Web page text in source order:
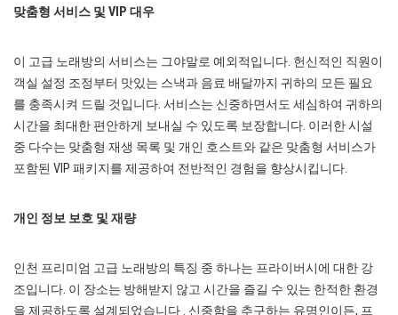
맞춤형 서비스 및 VIP 대우
이 고급 노래방의 서비스는 그야말로 예외적입니다. 헌신적인 직원이
객실 설정 조정부터 맛있는 스낵과 음료 배달까지 귀하의 모든 필요
를 충족시켜 드릴 것입니다. 서비스는 신중하면서도 세심하여 귀하의
시간을 최대한 편안하게 보내실 수 있도록 보장합니다. 이러한 시설
중 다수는 맞춤형 재생 목록 및 개인 호스트와 같은 맞춤형 서비스가
포함된 VIP 패키지를 제공하여 전반적인 경험을 향상시킵니다.
개인 정보 보호 및 재량
인천 프리미엄 고급 노래방의 특징 중 하나는 프라이버시에 대한 강
조입니다. 이 장소는 방해받지 않고 시간을 즐길 수 있는 한적한 환경
을 제공하도록 설계되었습니다 . 신중함을 추구하는 유명인이든, 프